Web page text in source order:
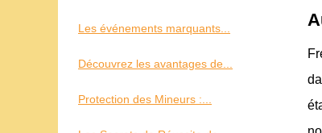
Les événements marquants...
Découvrez les avantages de...
Protection des Mineurs :...